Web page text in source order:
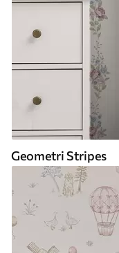
Geometri Stripes